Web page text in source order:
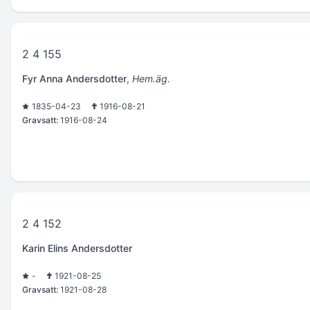
2 4 155
Fyr Anna Andersdotter, Hem.äg.
1835-04-23
1916-08-21
Gravsatt: 1916-08-24
2 4 152
Karin Elins Andersdotter
-
1921-08-25
Gravsatt: 1921-08-28